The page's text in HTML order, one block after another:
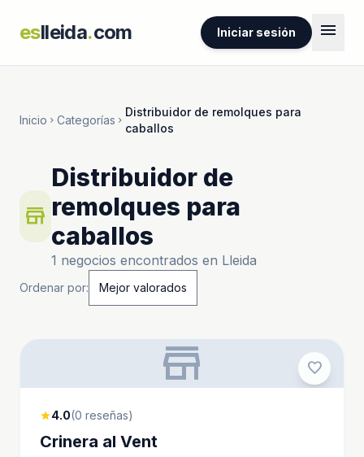
eslleida.com Iniciar sesión menu
Inicio chevron_right Categorías chevron_right
Distribuidor de remolques para
caballos
store
Distribuidor de
remolques para
caballos
1 negocios encontrados en Lleida
Ordenar por:
favorite
store
star4.0(0 reseñas)
Crinera al Vent